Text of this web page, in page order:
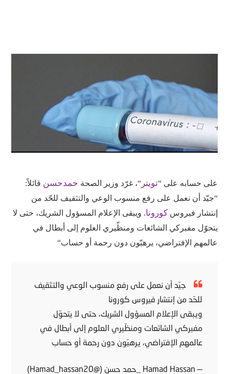
على حسابه على “تويتر“، غرّد وزير الصحة حمدحسن قائلاً:
“جيّد أن نعمل على رفع منسوب الوعي والتثقيف للحّد من
إنتشار فيروس كورونا. ويبقى الإعلام المسؤول الشريك، حتى لا
يتحوّل مفبركي الشائعات ومنظّيري العلوم إلى أبطال في
عالمهم
الإفتراضي، يرهبّون دون رحمة أو حساب“
جيّد أن نعمل على رفع منسوب الوعي والتثقيف
للحّد من إنتشار فيروس كورونا
ويبقى الإعلام المسؤول الشريك، حتى لا يتحوّل
مفبركي الشائعات ومنظّيري العلوم إلى أبطال في
عالمهم الإفتراضي، يرهبّون دون رحمة أو حساب
— Hamad Hassan _حمد حسن (@Hamad_hassan20)